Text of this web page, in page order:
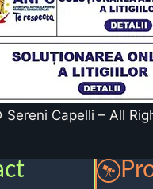
Capelli – All